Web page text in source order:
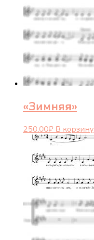
«Зимняя»
250.00₽ В корзину